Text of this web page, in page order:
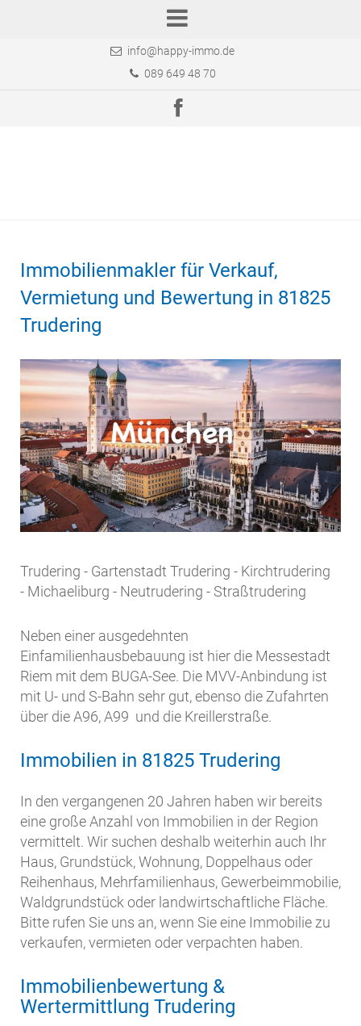
info@happy-immo.de
089 649 48 70
Immobilienmakler für Verkauf,
Vermietung und Bewertung in 81825
Trudering
Trudering - Gartenstadt Trudering - Kirchtrudering
- Michaeliburg - Neutrudering - Straßtrudering
Neben einer ausgedehnten
Einfamilienhausbebauung ist hier die Messestadt
Riem mit dem BUGA-See. Die MVV-Anbindung ist
mit U- und S-Bahn sehr gut, ebenso die Zufahrten
über die A96, A99 und die Kreillerstraße.
Immobilien in 81825 Trudering
In den vergangenen 20 Jahren haben wir bereits
eine große Anzahl von Immobilien in der Region
vermittelt. Wir suchen deshalb weiterhin auch Ihr
Haus, Grundstück, Wohnung, Doppelhaus oder
Reihenhaus, Mehrfamilienhaus, Gewerbeimmobilie,
Waldgrundstück oder landwirtschaftliche Fläche.
Bitte rufen Sie uns an, wenn Sie eine Immobilie zu
verkaufen, vermieten oder verpachten haben.
Immobilienbewertung &
Wertermittlung Trudering